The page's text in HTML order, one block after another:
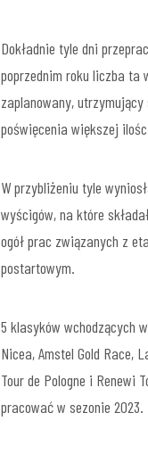
Dokładnie tyle dni
poprzednim roku liczba ta
zaplanowany,
poświęcenia większej
W przybliżeniu tyle
wyścigów, na które
ogół prac związanych z
postartowym.
5 klasyków wchodzących
Nicea, Amstel Gold Race,
Tour de Pologne i Renewi
pracować w sezonie 2023.